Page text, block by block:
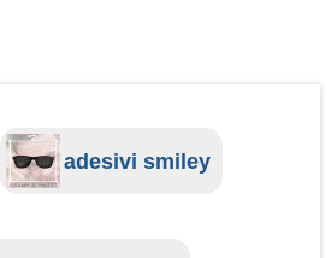
adesivi smiley